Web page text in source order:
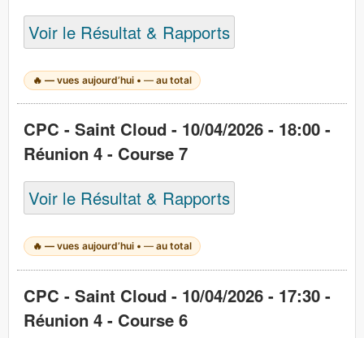
Voir le Résultat & Rapports
🔥— vues aujourd’hui •— au total
CPC - Saint Cloud - 10/04/2026 - 18:00 -
Réunion 4 - Course 7
Voir le Résultat & Rapports
🔥— vues aujourd’hui •— au total
CPC - Saint Cloud - 10/04/2026 - 17:30 -
Réunion 4 - Course 6